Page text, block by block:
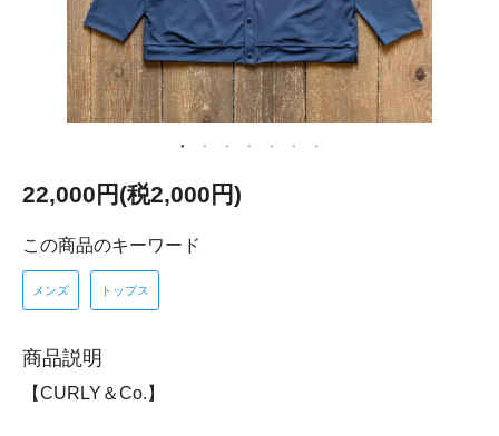
22,000円(税2,000円)
この商品のキーワード
メンズ トップス
商品説明
【CURLY＆Co.】